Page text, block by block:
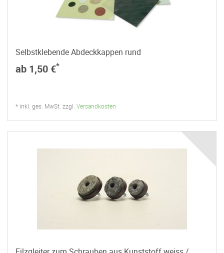
Selbstklebende Abdeckkappen rund
ab 1,50 €*
* inkl. ges. MwSt. zzgl. Versandkosten